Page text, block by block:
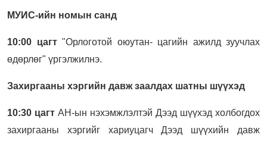
МУИС-ийн номын санд
10:00 цагт "Орлоготой оюутан- цагийн ажилд зуучлах
өдөрлөг" үргэлжилнэ.
Захиргааны хэргийн давж заалдах шатны шүүхэд
10:30 цагт АН-ын нэхэмжлэлтэй Дээд шүүхэд холбогдох
захиргааны хэргийг хариуцагч Дээд шүүхийн давж